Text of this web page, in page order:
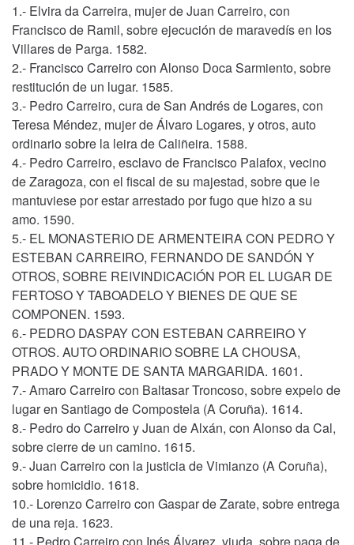
1.- Elvira da Carreira, mujer de Juan Carreiro, con
Francisco de Ramil, sobre ejecución de maravedís en los
Villares de Parga. 1582.
2.- Francisco Carreiro con Alonso Doca Sarmiento, sobre
restitución de un lugar. 1585.
3.- Pedro Carreiro, cura de San Andrés de Logares, con
Teresa Méndez, mujer de Álvaro Logares, y otros, auto
ordinario sobre la leira de Caliñeira. 1588.
4.- Pedro Carreiro, esclavo de Francisco Palafox, vecino
de Zaragoza, con el fiscal de su majestad, sobre que le
mantuviese por estar arrestado por fugo que hizo a su
amo. 1590.
5.- EL MONASTERIO DE ARMENTEIRA CON PEDRO Y
ESTEBAN CARREIRO, FERNANDO DE SANDÓN Y
OTROS, SOBRE REIVINDICACIÓN POR EL LUGAR DE
FERTOSO Y TABOADELO Y BIENES DE QUE SE
COMPONEN. 1593.
6.- PEDRO DASPAY CON ESTEBAN CARREIRO Y
OTROS. AUTO ORDINARIO SOBRE LA CHOUSA,
PRADO Y MONTE DE SANTA MARGARIDA. 1601.
7.- Amaro Carreiro con Baltasar Troncoso, sobre expelo de
lugar en Santiago de Compostela (A Coruña). 1614.
8.- Pedro do Carreiro y Juan de Alxán, con Alonso da Cal,
sobre cierre de un camino. 1615.
9.- Juan Carreiro con la justicia de Vimianzo (A Coruña),
sobre homicidio. 1618.
10.- Lorenzo Carreiro con Gaspar de Zarate, sobre entrega
de una reja. 1623.
11.- Pedro Carreiro con Inés Álvarez, viuda, sobre paga de